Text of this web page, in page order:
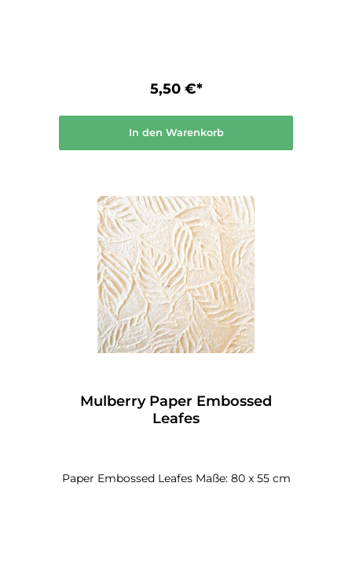
5,50 €*
In den Warenkorb
Mulberry Paper Embossed
Leafes
Paper Embossed Leafes Maße: 80 x 55 cm